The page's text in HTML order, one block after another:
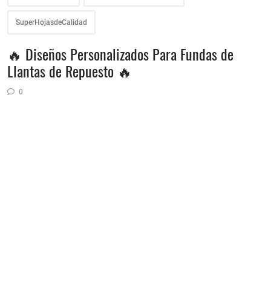
SuperHojasdeCalidad
🔥 Diseños Personalizados Para Fundas de
Llantas de Repuesto 🔥
0